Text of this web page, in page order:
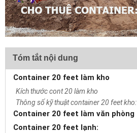
Tóm tắt nội dung
Container 20 feet làm kho
Kích thước cont 20 làm kho
Thông số kỹ thuật container 20 feet kho:
Container 20 feet làm văn phòng
Container 20 feet lạnh: